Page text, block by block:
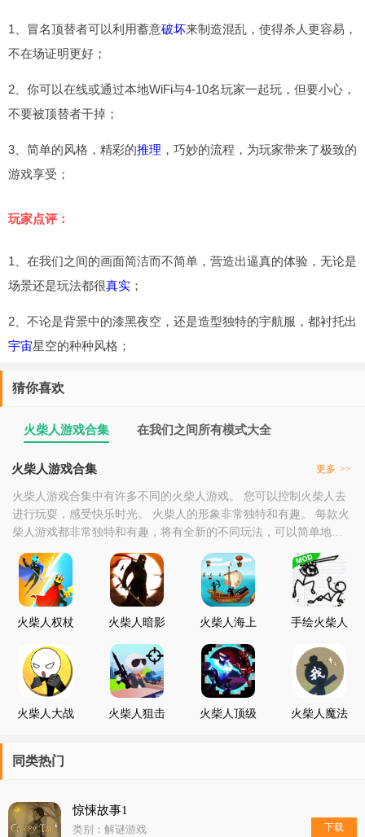
1、冒名顶替者可以利用蓄意破坏来制造混乱，使得杀人更容易，
不在场证明更好；
2、你可以在线或通过本地WiFi与4-10名玩家一起玩，但要小心，
不要被顶替者干掉；
3、简单的风格，精彩的推理 ，巧妙的流程，为玩家带来了极致的
游戏享受；
玩家点评：
1、在我们之间的画面简洁而不简单，营造出逼真的体验，无论是
场景还是玩法都很真实 ；
2、不论是背景中的漆黑夜空，还是造型独特的宇航服，都衬托出
宇宙星空的种种风格；
猜你喜欢
火柴人游戏合集 在我们之间所有模式大全
火柴人游戏合集 更多 >>
火柴人游戏合集中有许多不同的火柴人游戏。 您可以控制火柴人去
进行玩耍，感受快乐时光。 火柴人的形象非常独特和有趣。 每款火
柴人游戏都非常独特和有趣，将有全新的不同玩法，可以简单地尝
试一下。 即使不会玩也可以通过火柴人游戏的教程来快速学习如何
操作火柴人去进行玩耍！
火柴人权杖
火柴人暗影
币
火柴人海上
手绘火柴人
火柴人大战
火柴人狙击
火柴人顶级
火柴人魔法
同类热门
惊悚故事1
类别：解谜游戏
下载